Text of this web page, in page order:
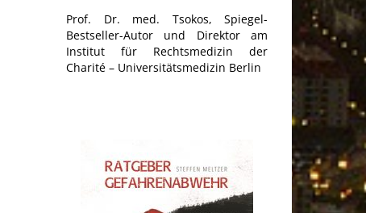
Prof. Dr. med. Tsokos, Spiegel-
Bestseller-Autor und Direktor am
Institut für Rechtsmedizin der
Charité – Universitätsmedizin Berlin